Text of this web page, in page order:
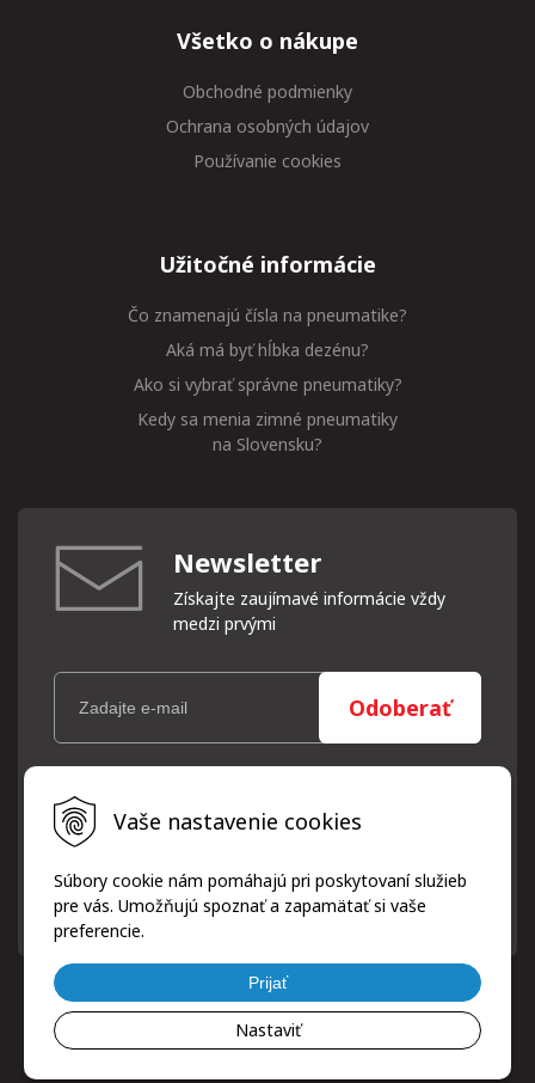
Vaše nastavenie cookies
Súbory cookie nám pomáhajú pri poskytovaní služieb
pre vás. Umožňujú spoznať a zapamätať si vaše
preferencie.
Prijať
Nastaviť
Všetko o nákupe
Obchodné podmienky
Ochrana osobných údajov
Používanie cookies
Užitočné informácie
Čo znamenajú čísla na pneumatike?
Aká má byť hĺbka dezénu?
Ako si vybrať správne pneumatiky?
Kedy sa menia zimné pneumatiky
na Slovensku?
Newsletter
Získajte zaujímavé informácie vždy
medzi prvými
Odoberať
Vaše osobné údaje (email) budeme spracovávať len za týmto
účelom v súlade s platnou legislatívou a zásadami ochrany
osobných údajov. Súhlas potvrdíte kliknutím na odkaz, ktorý
písomne, emailom alebo kliknutím na odkaz z ktoréhokoľvek
informačného emailu.
© 2026 ProfiPneuServis!